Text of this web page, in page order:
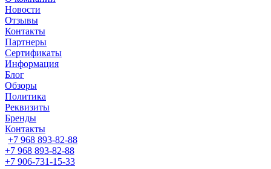
Новости
Отзывы
Контакты
Партнеры
Сертификаты
Информация
Блог
Обзоры
Политика
Реквизиты
Бренды
Контакты
+7 968 893-82-88
+7 968 893-82-88
+7 906-731-15-33